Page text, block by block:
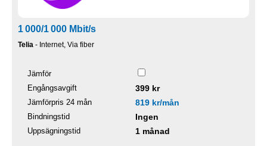
1 000/1 000 Mbit/s
Telia - Internet, Via fiber
Jämför
Engångsavgift
399 kr
Jämförpris 24 mån 819 kr/mån
Bindningstid Ingen
Uppsägningstid 1 månad